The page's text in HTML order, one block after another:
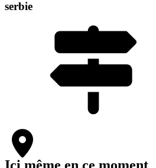
serbie